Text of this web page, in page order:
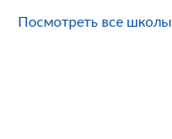
Посмотреть все школы